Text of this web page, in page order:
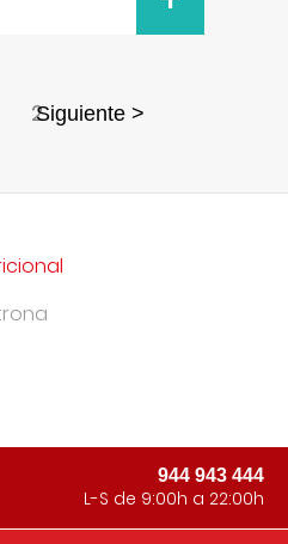
2Siguiente >
944 943 444
L-S de 9:00h a 22:00h